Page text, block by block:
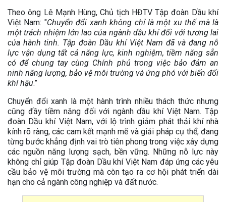
Theo ông Lê Mạnh Hùng, Chủ tịch HĐTV Tập đoàn Dầu khí
Việt Nam: "Chuyển đổi xanh không chỉ là một xu thế mà là
một trách nhiệm lớn lao của ngành dầu khí đối với tương lai
của hành tinh. Tập đoàn Dầu khí Việt Nam đã và đang nỗ
lực vận dụng tất cả năng lực, kinh nghiệm, tiềm năng sẵn
có để chung tay cùng Chính phủ trong việc bảo đảm an
ninh năng lượng, bảo vệ môi trường và ứng phó với biến đổi
khí hậu.”
Chuyển đổi xanh là một hành trình nhiều thách thức nhưng
cũng đầy tiềm năng đối với ngành dầu khí Việt Nam. Tập
đoàn Dầu khí Việt Nam, với lộ trình giảm phát thải khí nhà
kính rõ ràng, các cam kết mạnh mẽ và giải pháp cụ thể, đang
từng bước khẳng định vai trò tiên phong trong việc xây dựng
các nguồn năng lượng sạch, bền vững. Những nỗ lực này
không chỉ giúp Tập đoàn Dầu khí Việt Nam đáp ứng các yêu
cầu bảo vệ môi trường mà còn tạo ra cơ hội phát triển dài
hạn cho cả ngành công nghiệp và đất nước.